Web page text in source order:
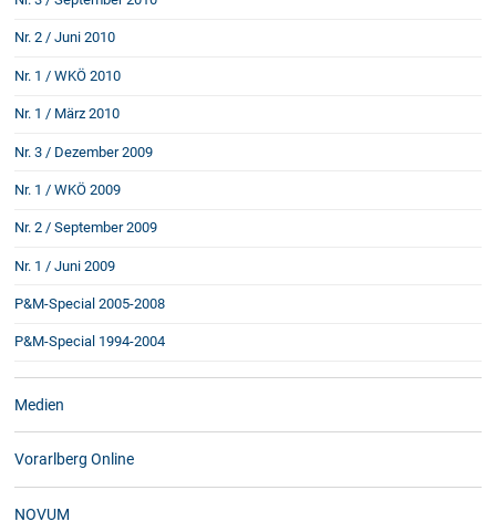
Nr. 2 / Juni 2010
Nr. 1 / WKÖ 2010
Nr. 1 / März 2010
Nr. 3 / Dezember 2009
Nr. 1 / WKÖ 2009
Nr. 2 / September 2009
Nr. 1 / Juni 2009
P&M-Special 2005-2008
P&M-Special 1994-2004
Medien
Vorarlberg Online
NOVUM